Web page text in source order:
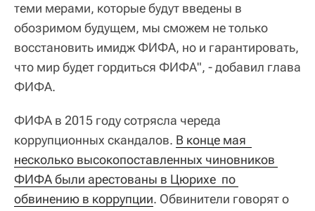
теми мерами, которые будут введены в
обозримом будущем, мы сможем не только
восстановить имидж ФИФА, но и гарантировать,
что мир будет гордиться ФИФА", - добавил глава
ФИФА.
ФИФА в 2015 году сотрясла череда
коррупционных скандалов. В конце мая
несколько высокопоставленных чиновников
ФИФА были арестованы в Цюрихе  по
обвинению в коррупции. Обвинители говорят о